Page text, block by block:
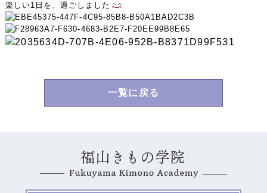
楽しい1日を、過ごしました
一覧に戻る